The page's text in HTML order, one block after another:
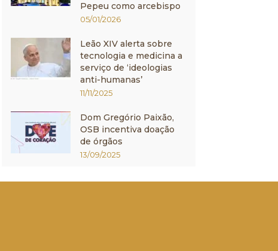
Pepeu como arcebispo
05/01/2026
Leão XIV alerta sobre
tecnologia e medicina a
serviço de ‘ideologias
anti-humanas’
11/11/2025
Dom Gregório Paixão,
OSB incentiva doação
de órgãos
13/09/2025